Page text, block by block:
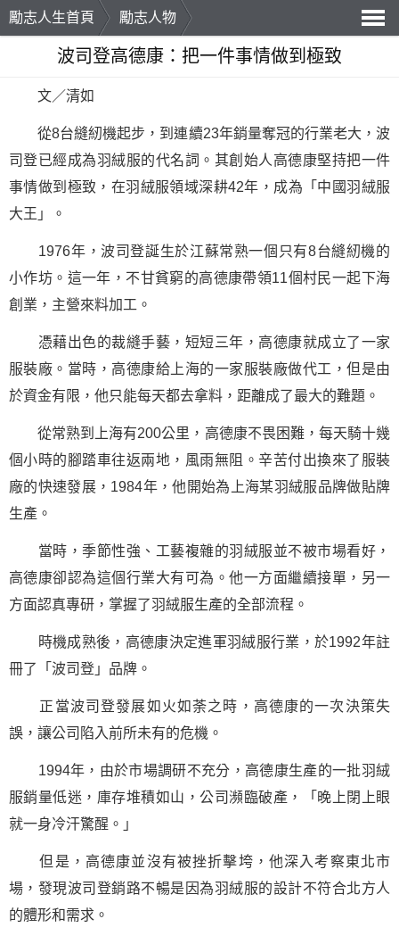
勵志人生首頁
勵志人物
導
波司登高德康：把一件事情做到極致
文／清如
從8台縫紉機起步，到連續23年銷量奪冠的行業老大，波
司登已經成為羽絨服的代名詞。其創始人高德康堅持把一件
事情做到極致，在羽絨服領域深耕42年，成為「中國羽絨服
大王」。
1976年，波司登誕生於江蘇常熟一個只有8台縫紉機的
小作坊。這一年，不甘貧窮的高德康帶領11個村民一起下海
創業 ，主營來料加工。
憑藉出色的裁縫手藝，短短三年，高德康就成立了一家
服裝廠。當時，高德康給上海的一家服裝廠做代工，但是由
於資金有限，他只能每天都去拿料，距離成了最大的難題。
從常熟到上海有200公里，高德康不畏困難，每天騎十幾
個小時的腳踏車往返兩地，風雨無阻。辛苦付出換來了服裝
廠的快速發展，1984年，他開始為上海某羽絨服品牌做貼牌
生產。
當時，季節性強、工藝複雜的羽絨服並不被市場看好，
高德康卻認為這個行業大有可為。他一方面繼續接單，另一
方面認真專研，掌握了羽絨服生產的全部流程。
時機成熟後，高德康決定進軍羽絨服行業，於1992年註
冊了「波司登」品牌。
正當波司登發展如火如荼之時，高德康的一次決策失
誤，讓公司陷入前所未有的危機。
1994年，由於市場調研不充分，高德康生產的一批羽絨
服銷量低迷，庫存堆積如山，公司瀕臨破產，「晚上閉上眼
就一身冷汗驚醒。」
但是，高德康並沒有被挫折擊垮，他深入考察東北市
場，發現波司登銷路不暢是因為羽絨服的設計不符合北方人
的體形和需求。